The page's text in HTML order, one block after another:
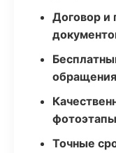
Договор и
обращения
фотоэтапы
Точные